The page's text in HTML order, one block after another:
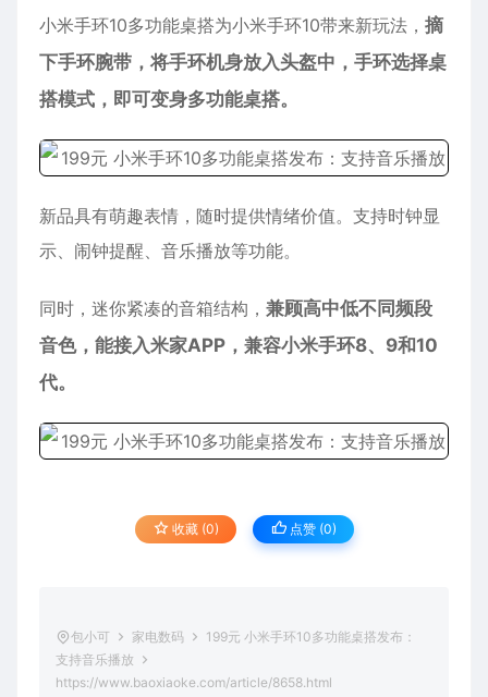
小米手环10多功能桌搭为小米手环10带来新玩法， 摘
下手环腕带，将手环机身放入头盔中，手环选择桌
搭模式，即可变身多功能桌搭。
新品具有萌趣表情，随时提供情绪价值。支持时钟显
示、闹钟提醒、音乐播放等功能。
同时，迷你紧凑的音箱结构， 兼顾高中低不同频段
音色，能接入米家APP，兼容小米手环8、9和10
代。
收藏 (0) 点赞 (0)
包小可 家电数码
199元 小米手环10多功能桌搭发布：
支持音乐播放
https://www.baoxiaoke.com/article/8658.html